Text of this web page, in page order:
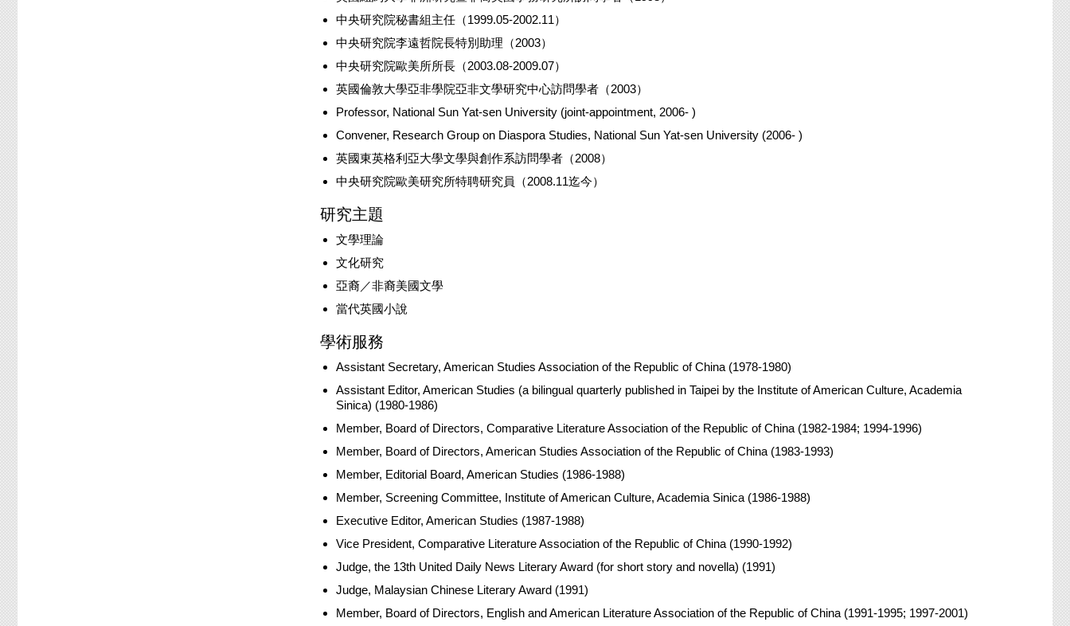
中央研究院秘書組主任（1999.05-2002.11）
中央研究院李遠哲院長特別助理（2003）
中央研究院歐美所所長（2003.08-2009.07）
英國倫敦大學亞非學院亞非文學研究中心訪問學者（2003）
Professor, National Sun Yat-sen University (joint-appointment, 2006- )
Convener, Research Group on Diaspora Studies, National Sun Yat-sen University (2006- )
英國東英格利亞大學文學與創作系訪問學者（2008）
中央研究院歐美研究所特聘研究員（2008.11迄今）
研究主題
文學理論
文化研究
亞裔／非裔美國文學
當代英國小說
學術服務
Assistant Secretary, American Studies Association of the Republic of China (1978-1980)
Assistant Editor, American Studies (a bilingual quarterly published in Taipei by the Institute of American Culture, Academia
Sinica) (1980-1986)
Member, Board of Directors, Comparative Literature Association of the Republic of China (1982-1984; 1994-1996)
Member, Board of Directors, American Studies Association of the Republic of China (1983-1993)
Member, Editorial Board, American Studies (1986-1988)
Member, Screening Committee, Institute of American Culture, Academia Sinica (1986-1988)
Executive Editor, American Studies (1987-1988)
Vice President, Comparative Literature Association of the Republic of China (1990-1992)
Judge, the 13th United Daily News Literary Award (for short story and novella) (1991)
Judge, Malaysian Chinese Literary Award (1991)
Member, Board of Directors, English and American Literature Association of the Republic of China (1991-1995; 1997-2001)